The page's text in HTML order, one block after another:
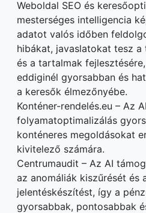
Weboldal SEO és
mesterséges intelligencia
adatot valós időben
hibákat, javaslatokat tesz
és a tartalmak
eddiginél gyorsabban és
a keresők élmezőnyébe.
Konténer-rendelés.eu – Az
folyamatoptimalizálás
konténeres megoldásokat
kivitelező számára.
Centrumaudit – Az AI
az anomáliák kiszűrését és
jelentéskészítést, így a
gyorsabbak, pontosabbak